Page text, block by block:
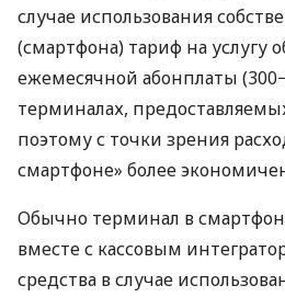
случае использования
(смартфона) тариф на услугу
ежемесячной абонплаты
терминалах,
поэтому с точки зрения
смартфоне» более
Обычно терминал в
вместе с кассовым
средства в случае